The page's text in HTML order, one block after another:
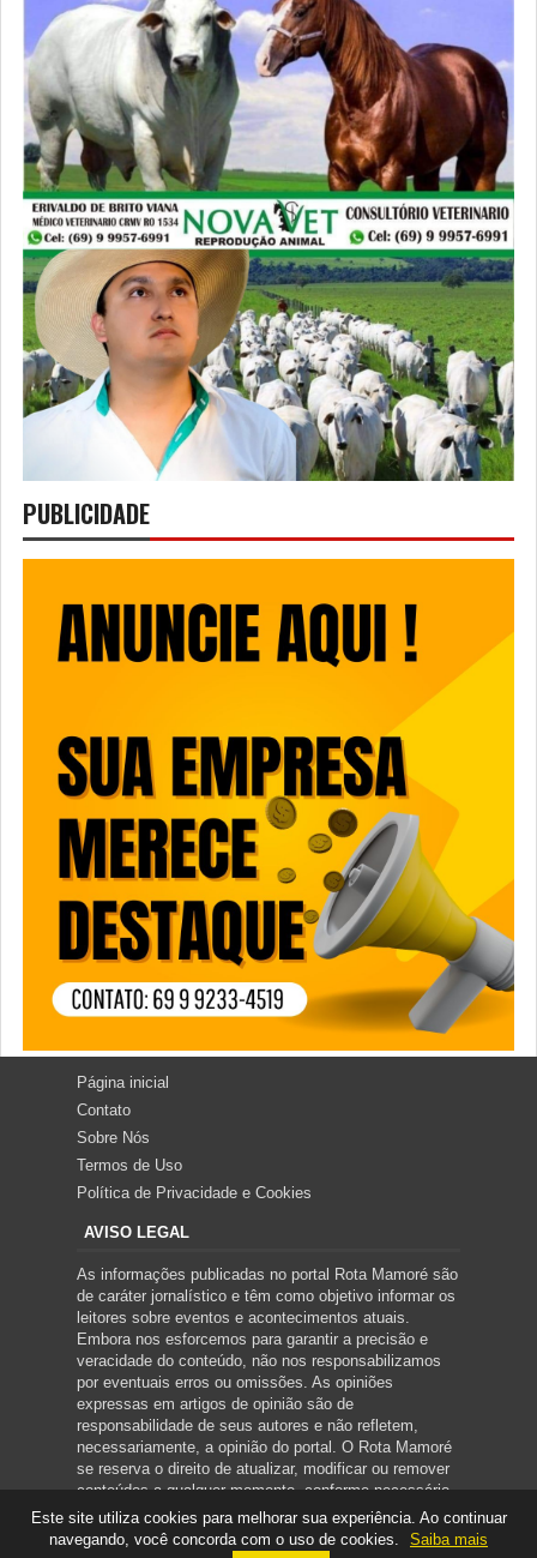
PUBLICIDADE
Página inicial
Contato
Sobre Nós
Termos de Uso
Política de Privacidade e Cookies
AVISO LEGAL
As informações publicadas no portal Rota Mamoré são
de caráter jornalístico e têm como objetivo informar os
leitores sobre eventos e acontecimentos atuais.
Embora nos esforcemos para garantir a precisão e
veracidade do conteúdo, não nos responsabilizamos
por eventuais erros ou omissões. As opiniões
expressas em artigos de opinião são de
responsabilidade de seus autores e não refletem,
necessariamente, a opinião do portal. O Rota Mamoré
se reserva o direito de atualizar, modificar ou remover
conteúdos a qualquer momento, conforme necessário.
Este site utiliza cookies para melhorar sua experiência. Ao continuar
navegando, você concorda com o uso de cookies.
Saiba mais
Copyright ©2026ROTA MAMORÉ